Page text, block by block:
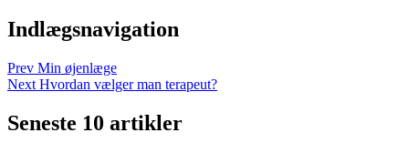
Indlægsnavigation
Prev Min øjenlæge
Next Hvordan vælger man terapeut?
Seneste 10 artikler